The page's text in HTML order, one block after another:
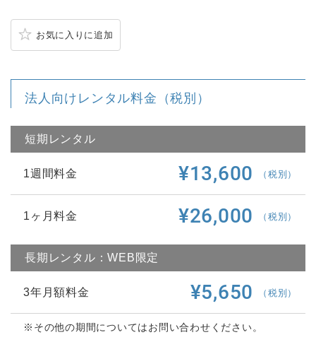
お気に入りに追加
法人向けレンタル料金（税別）
短期レンタル
1週間料金 ¥13,600 （税別）
1ヶ月料金 ¥26,000 （税別）
長期レンタル：WEB限定
3年月額料金 ¥5,650 （税別）
※その他の期間についてはお問い合わせください。